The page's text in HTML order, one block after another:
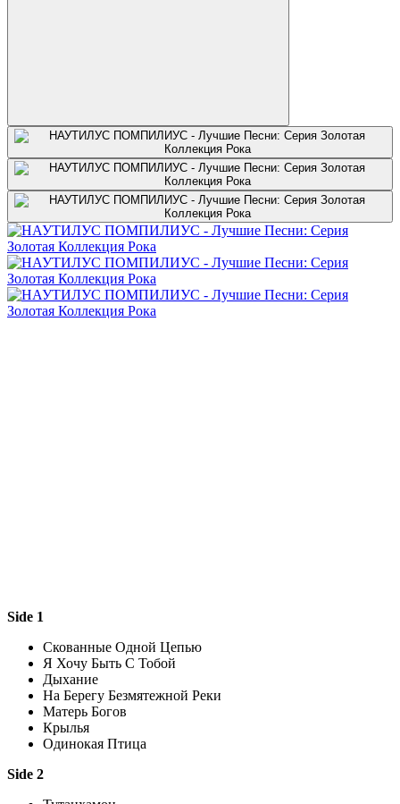
Side 1
Скованные Одной Цепью
Я Хочу Быть С Тобой
Дыхание
На Берегу Безмятежной Реки
Матерь Богов
Крылья
Одинокая Птица
Side 2